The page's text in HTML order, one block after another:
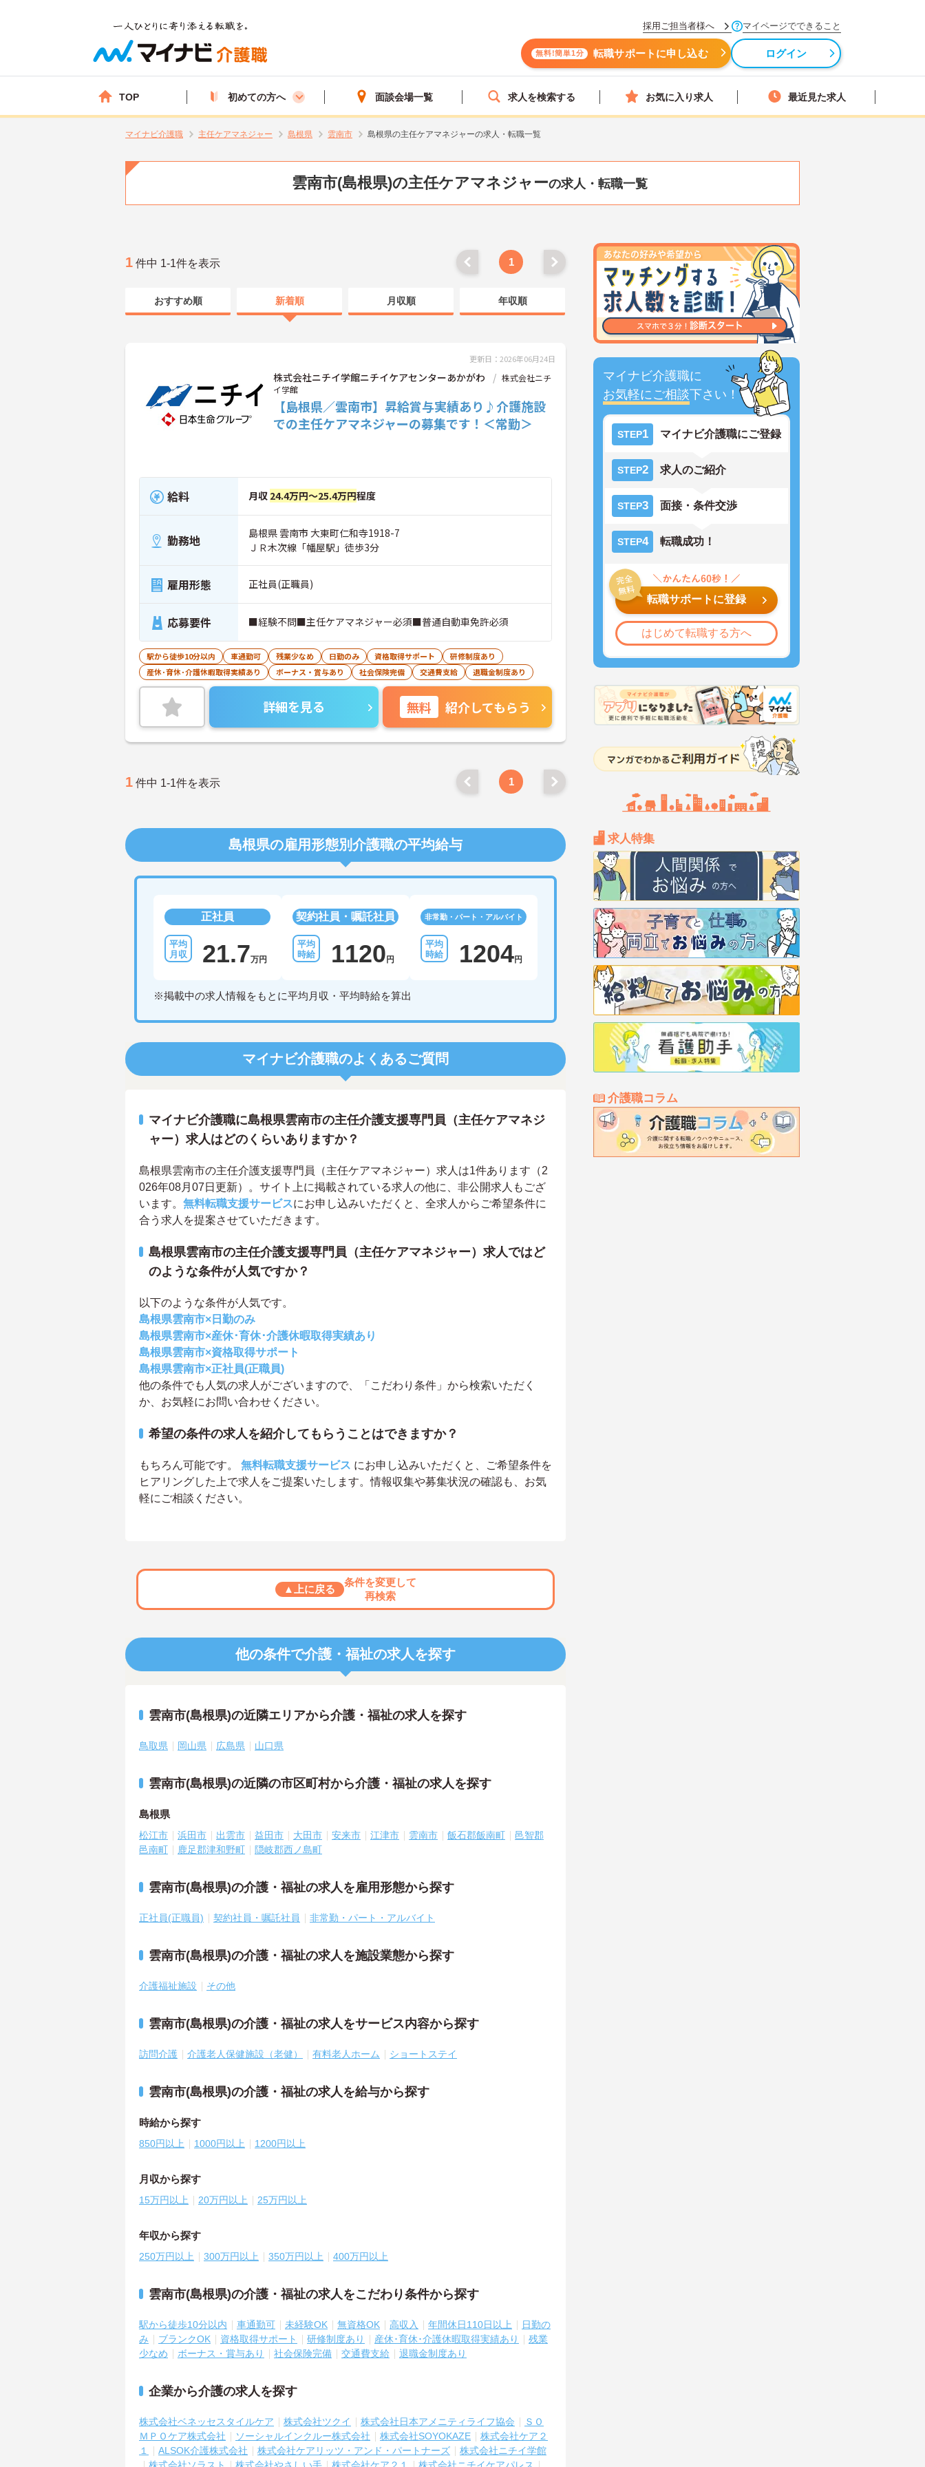
採用ご担当者様へ マイページでできること
無料!簡単1分 転職サポートに申し込む ログイン
TOP 初めての方へ 面談会場一覧 求人を検索する お気に入り求人 最近見た求人
マイナビ介護職 主任ケアマネジャー 島根県 雲南市 島根県の主任ケアマネジャーの求人・転職一覧
雲南市(島根県)の主任ケアマネジャーの求人・転職一覧
マイナビ介護職に
お気軽にご相談下さい！
STEP1 マイナビ介護職にご登録
STEP2 求人のご紹介
STEP3 面接・条件交渉
STEP4 転職成功！
転職サポートに登録
はじめて転職する方へ
求人特集
介護職コラム
1 件中 1-1件を表示 1
おすすめ順 新着順 月収順 年収順
更新日：2026年06月24日
株式会社ニチイ学館ニチイケアセンターあかがわ
株式会社ニチ
イ学館
【島根県／雲南市】昇給賞与実績あり♪介護施設
での主任ケアマネジャーの募集です！＜常勤＞
給料 月収 24.4万円～25.4万円程度
勤務地
島根県 雲南市 大東町仁和寺1918-7
ＪＲ木次線「幡屋駅」徒歩3分
雇用形態 正社員(正職員)
応募要件 ■経験不問■主任ケアマネジャー必須■普通自動車免許必須
駅から徒歩10分以内 車通勤可 残業少なめ 日勤のみ 資格取得サポート
研修制度あり
産休･育休･介護休暇取得実績あり
ボーナス・賞与あり 社会保険完備 交通費支給 退職金制度あり
詳細を見る 無料 紹介してもらう
1 件中 1-1件を表示 1
島根県の雇用形態別介護職の平均給与
正社員
21.7万円
契約社員・嘱託社員
1120 円
非常勤・パート・アルバイト
1204円
※掲載中の求人情報をもとに平均月収・平均時給を算出
マイナビ介護職のよくあるご質問
マイナビ介護職に島根県雲南市の主任介護支援専門員（主任ケアマネジ
ャー）求人はどのくらいありますか？
島根県雲南市の主任介護支援専門員（主任ケアマネジャー）求人は1件あります（2
026年08月07日更新）。サイト上に掲載されている求人の他に、非公開求人もござ
います。 無料転職支援サービスにお申し込みいただくと、全求人からご希望条件に
合う求人を提案させていただきます。
島根県雲南市の主任介護支援専門員（主任ケアマネジャー）求人ではど
のような条件が人気ですか？
以下のような条件が人気です。
島根県雲南市×日勤のみ
島根県雲南市×産休･育休･介護休暇取得実績あり
島根県雲南市×資格取得サポート
島根県雲南市×正社員(正職員)
他の条件でも人気の求人がございますので、「こだわり条件」から検索いただく
か、お気軽にお問い合わせください。
希望の条件の求人を紹介してもらうことはできますか？
もちろん可能です。 無料転職支援サービス にお申し込みいただくと、ご希望条件を
ヒアリングした上で求人をご提案いたします。情報収集や募集状況の確認も、お気
軽にご相談ください。
▲上に戻る
条件を変更して
再検索
他の条件で介護・福祉の求人を探す
雲南市(島根県)の近隣エリアから介護・福祉の求人を探す
鳥取県 岡山県 広島県 山口県
雲南市(島根県)の近隣の市区町村から介護・福祉の求人を探す
島根県
松江市 浜田市 出雲市 益田市 大田市 安来市 江津市 雲南市 飯石郡飯南町
邑智郡
邑南町
鹿足郡津和野町 隠岐郡西ノ島町
雲南市(島根県)の介護・福祉の求人を雇用形態から探す
正社員(正職員) 契約社員・嘱託社員 非常勤・パート・アルバイト
雲南市(島根県)の介護・福祉の求人を施設業態から探す
介護福祉施設 その他
雲南市(島根県)の介護・福祉の求人をサービス内容から探す
訪問介護 介護老人保健施設（老健） 有料老人ホーム ショートステイ
雲南市(島根県)の介護・福祉の求人を給与から探す
時給から探す
850円以上 1000円以上 1200円以上
月収から探す
15万円以上 20万円以上 25万円以上
年収から探す
250万円以上 300万円以上 350万円以上 400万円以上
雲南市(島根県)の介護・福祉の求人をこだわり条件から探す
駅から徒歩10分以内 車通勤可 未経験OK 無資格OK 高収入 年間休日110日以上
日勤の
み
ブランクOK 資格取得サポート 研修制度あり 産休･育休･介護休暇取得実績あり
残業
少なめ
ボーナス・賞与あり 社会保険完備 交通費支給 退職金制度あり
企業から介護の求人を探す
株式会社ベネッセスタイルケア 株式会社ツクイ 株式会社日本アメニティライフ協会
ＳＯ
ＭＰＯケア株式会社
ソーシャルインクルー株式会社 株式会社SOYOKAZE
株式会社ケア２
１
ALSOK介護株式会社 株式会社ケアリッツ・アンド・パートナーズ
株式会社ニチイ学館